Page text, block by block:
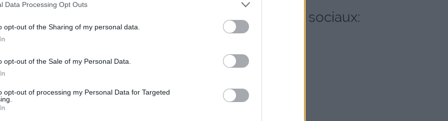
Data Processing Opt Outs
opt-out of the Sharing of my personal data.
opt-out of the Sale of my Personal Data.
opt-out of processing my Personal Data for Targeted
WNr-0166.jpg sur le Web et les réseaux sociaux:
ULTRA WNr-0166.jpg